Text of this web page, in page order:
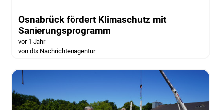
Osnabrück fördert Klimaschutz mit
Sanierungsprogramm
vor 1 Jahr
von dts Nachrichtenagentur